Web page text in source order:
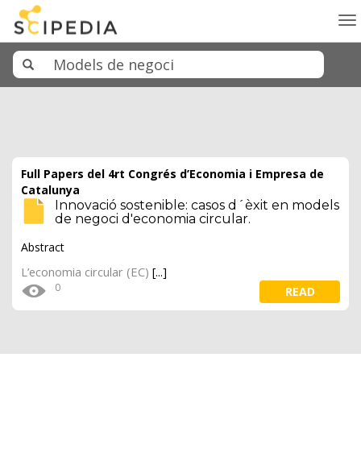
Full Papers del 4rt Congrés d’Economia i Empresa de
Catalunya
Innovació sostenible: casos d´èxit en models
de negoci d'economia circular.
Abstract
L’economia circular (EC) [...]
0 READ